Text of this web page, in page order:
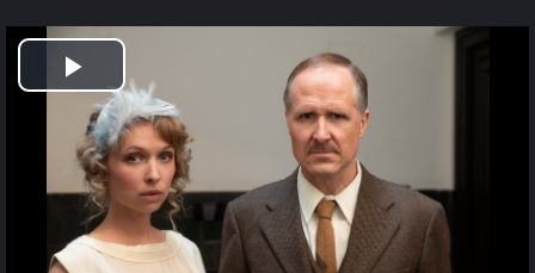
Play
Video